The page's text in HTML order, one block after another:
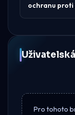
ochranu proti
Pro tohoto